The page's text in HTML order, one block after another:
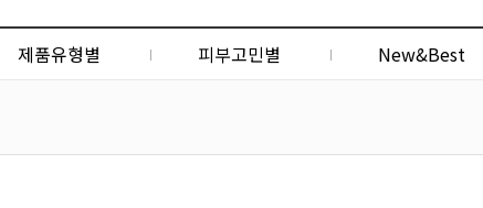
제품유형별 피부고민별 New&Best